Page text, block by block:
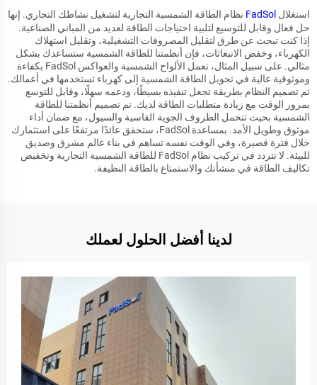
استغلالFadSolنظام الطاقة الشمسية التجارية لتشغيل نشاطك التجاري. إنها
حل فعال وقابل للتوسيع لتلبية احتياجات الطاقة لعديد من المباني الصناعية.
إذا كنت تبحث عن طرق لتقليل المصروفات التشغيلية، وتقليل استهلاك
الكهرباء، وخفض الانبعاثات، فإن أنظمتنا للطاقة الشمسية ستساعدك بشكل
مثالي. على سبيل المثال، تعمل الألواح الشمسية والعواكس FadSol بكفاءة
وموثوقية عالية في تحويل الطاقة الشمسية إلى كهرباء تستخدمها في أعمالك.
تم تصميم النظام بطريقة تجعل تنفيذه بسيطًا، ودعمه سهلًا، وقابل للتوسع
بمرور الوقت مع زيادة متطلبات الطاقة لديك. تم تصميم أنظمتنا للطاقة
الشمسية بحيث تتحمل الظروف الجوية القاسية والسيول، مع ضمان أداء
موثوق وطويل الأمد. بمساعدة FadSol، ستحقق عائدًا مرتفعًا على استثمارك
خلال فترة قصيرة، وفي الوقت نفسه تساهم في بناء عالم مشرق وصديق
للبيئة. لا تتردد في تركيب نظام FadSol للطاقة الشمسية التجارية وتخفيض
تكاليف الطاقة في منشأتك والاستمتاع بالطاقة النظيفة.
لدينا أفضل الحلول لعملك